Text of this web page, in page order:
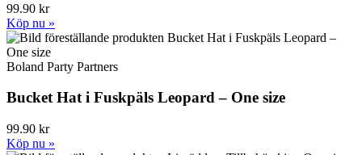
99.90 kr
Köp nu »
Boland Party Partners
Bucket Hat i Fuskpäls Leopard – One size
99.90 kr
Köp nu »